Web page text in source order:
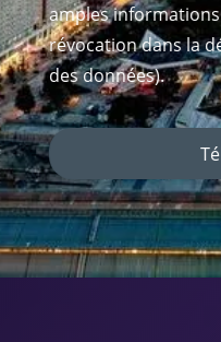
amples
révocation dans la
des données).